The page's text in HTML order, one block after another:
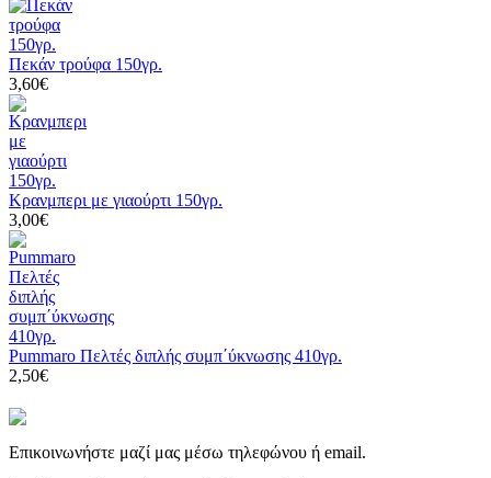
Πεκάν τρούφα 150γρ.
3,60€
Κρανμπερι με γιαούρτι 150γρ.
3,00€
Pummaro Πελτές διπλής συμπ΄ύκνωσης 410γρ.
2,50€
Επικοινωνήστε μαζί μας μέσω τηλεφώνου ή email.